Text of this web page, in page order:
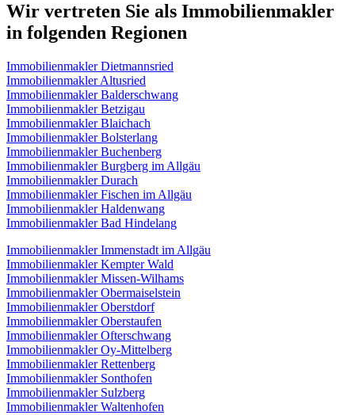
Wir vertreten Sie als Immobilienmakler
in folgenden Regionen
Immobilienmakler Dietmannsried
Immobilienmakler Altusried
Immobilienmakler Balderschwang
Immobilienmakler Betzigau
Immobilienmakler Blaichach
Immobilienmakler Bolsterlang
Immobilienmakler Buchenberg
Immobilienmakler Burgberg im Allgäu
Immobilienmakler Durach
Immobilienmakler Fischen im Allgäu
Immobilienmakler Haldenwang
Immobilienmakler Bad Hindelang
Immobilienmakler Immenstadt im Allgäu
Immobilienmakler Kempter Wald
Immobilienmakler Missen-Wilhams
Immobilienmakler Obermaiselstein
Immobilienmakler Oberstdorf
Immobilienmakler Oberstaufen
Immobilienmakler Ofterschwang
Immobilienmakler Oy-Mittelberg
Immobilienmakler Rettenberg
Immobilienmakler Sonthofen
Immobilienmakler Sulzberg
Immobilienmakler Waltenhofen